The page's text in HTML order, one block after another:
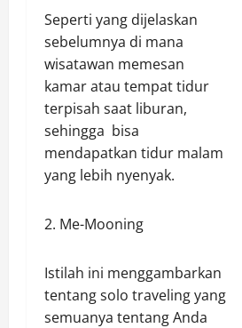
Seperti yang dijelaskan
sebelumnya di mana
wisatawan memesan
kamar atau tempat tidur
terpisah saat liburan,
sehingga bisa
mendapatkan tidur malam
yang lebih nyenyak.
2. Me-Mooning
Istilah ini menggambarkan
tentang solo traveling yang
semuanya tentang Anda